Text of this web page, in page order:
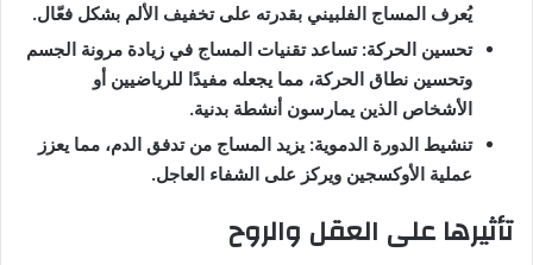
يُعرف المساج الفلبيني بقدرته على تخفيف الألم بشكل فعّال.
تحسين الحركة: تساعد تقنيات المساج في زيادة مرونة الجسم
وتحسين نطاق الحركة، مما يجعله مفيدًا للرياضيين أو
الأشخاص الذين يمارسون أنشطة بدنية.
تنشيط الدورة الدموية: يزيد المساج من تدفق الدم، مما يعزز
عملية الأوكسجين ويركز على الشفاء العاجل.
تأثيرها على العقل والروح